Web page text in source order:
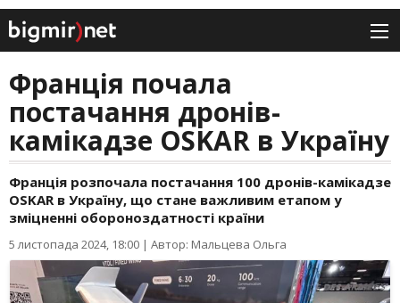
Франція почала
постачання дронів-
камікадзе OSKAR в Україну
Франція розпочала постачання 100 дронів-камікадзе
OSKAR в Україну, що стане важливим етапом у
зміцненні обороноздатності країни
5 листопада 2024, 18:00 | Автор: Мальцева Ольга